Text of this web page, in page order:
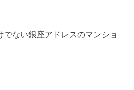
ない銀座アドレスのマンショ